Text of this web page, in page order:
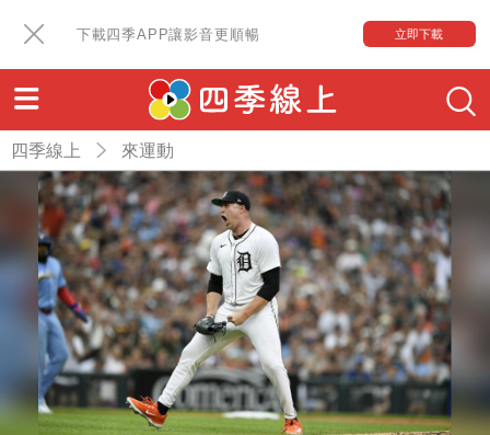
下載四季APP讓影音更順暢 立即下載
四季線上 來運動